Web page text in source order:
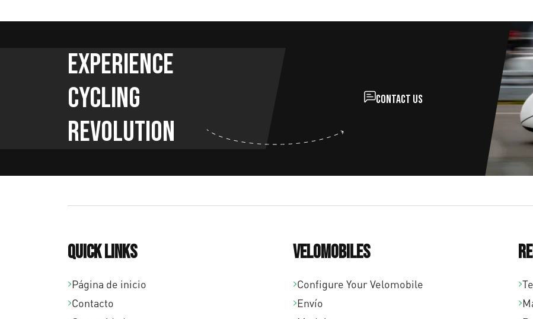
Experience
Cycling
Revolution
Contact us
Quick links
Página de inicio
Contacto
Velomobiles
Configure Your Velomobile
Envío